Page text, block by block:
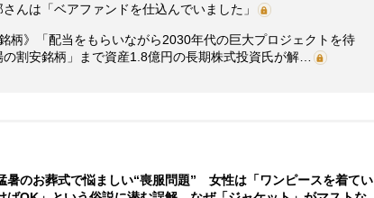
んは「ベアファンドを仕込んでいました」
柄》「配当をもらいながら2030年代の巨大プロジェクトを待
割安銘柄」まで資産1.8億円の長期株式投資氏が解…
暑のお葬式で悩ましい“喪服問題” 女性は「ワンピースを着てい